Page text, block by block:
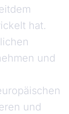
hat.
und
und